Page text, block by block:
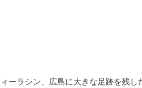
ーラシン、広島に大きな足跡を残し